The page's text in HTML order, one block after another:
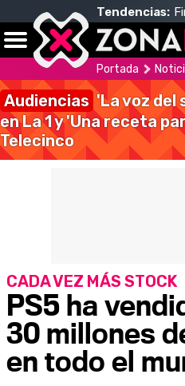
Tendencias:
Portada
Audiencias 'La voz del
en La 1 y 'Una receta
Telecinco
PS5 ha
30 millones
en todo el
CADA VEZ MÁS STOCK